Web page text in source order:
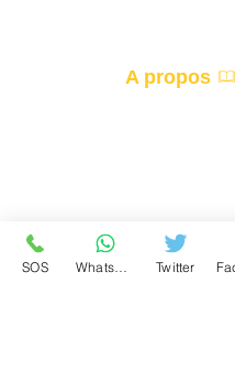
A propos
Information
SOS Twitter